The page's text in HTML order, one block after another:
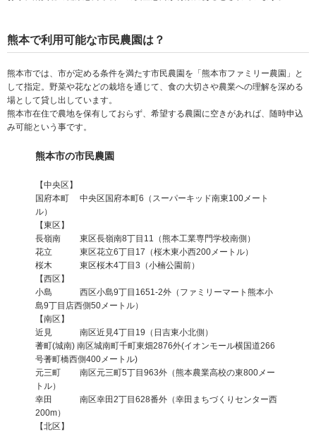
熊本で利用可能な市民農園は？
熊本市では、市が定める条件を満たす市民農園を「熊本市ファミリー農園」と
して指定。野菜や花などの栽培を通じて、食の大切さや農業への理解を深める
場として貸し出しています。
熊本市在住で農地を保有しておらず、希望する農園に空きがあれば、随時申込
み可能という事です。
熊本市の市民農園
【中央区】
国府本町 中央区国府本町6（スーパーキッド南東100メート
ル）
【東区】
長嶺南 東区長嶺南8丁目11（熊本工業専門学校南側）
花立 東区花立6丁目17（桜木東小西200メートル）
桜木 東区桜木4丁目3（小楠公園前）
【西区】
小島 西区小島9丁目1651-2外（ファミリーマート熊本小
島9丁目店西側50メートル）
【南区】
近見 南区近見4丁目19（日吉東小北側）
蓍町(城南) 南区城南町千町東畑2876外(イオンモール横国道266
号蓍町橋西側400メートル)
元三町 南区元三町5丁目963外（熊本農業高校の東800メー
トル）
幸田 南区幸田2丁目628番外（幸田まちづくりセンター西
200m）
【北区】